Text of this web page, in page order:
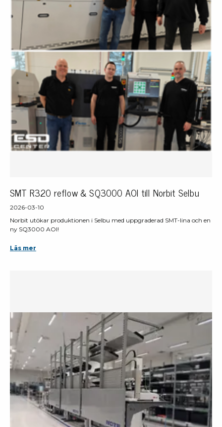
SMT R320 reflow & SQ3000 AOI till Norbit Selbu
2026-03-10
Norbit utökar produktionen i Selbu med uppgraderad SMT-lina och en
ny SQ3000 AOI!
Läs mer